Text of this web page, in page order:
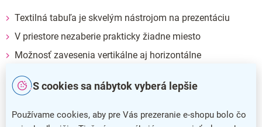
S cookies sa nábytok vyberá lepšie
Používame cookies, aby pre Vás prezeranie e-shopu bolo čo
Textilná tabuľa je skvelým nástrojom na prezentáciu
V priestore nezaberie prakticky žiadne miesto
Možnosť zavesenia vertikálne aj horizontálne
Disponuje povrchom z odolného textilu
Potrebný montážny materiál je súčasťou balenia
Dodatočné parametre